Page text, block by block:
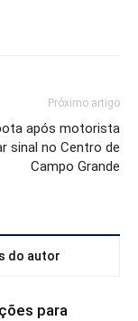
Próximo artigo
após motorista
sinal no Centro de
Campo Grande
do autor
para